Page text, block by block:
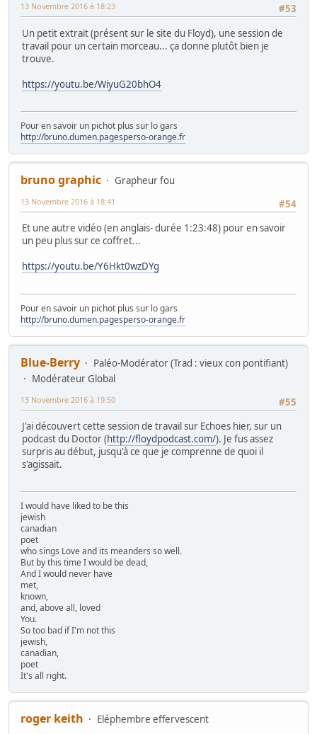
#53
13 Novembre 2016 à 18:23
Un petit extrait (présent sur le site du Floyd), une session de
travail pour un certain morceau... ça donne plutôt bien je
trouve.
https://youtu.be/WiyuG20bhO4
Pour en savoir un pichot plus sur lo gars
http://bruno.dumen.pagesperso-orange.fr
bruno graphic
Grapheur fou
#54
13 Novembre 2016 à 18:41
Et une autre vidéo (en anglais- durée 1:23:48) pour en savoir
un peu plus sur ce coffret...
https://youtu.be/Y6Hkt0wzDYg
Pour en savoir un pichot plus sur lo gars
http://bruno.dumen.pagesperso-orange.fr
Blue-Berry
Paléo-Modérator (Trad : vieux con pontifiant)
Modérateur Global
#55
13 Novembre 2016 à 19:50
J'ai découvert cette session de travail sur Echoes hier, sur un
podcast du Doctor (http://floydpodcast.com/). Je fus assez
surpris au début, jusqu'à ce que je comprenne de quoi il
s'agissait.
I would have liked to be this
jewish
canadian
poet
who sings Love and its meanders so well.
But by this time I would be dead,
And I would never have
met,
known,
and, above all, loved
You.
So too bad if I'm not this
jewish,
canadian,
poet
It's all right.
roger keith
Eléphembre effervescent